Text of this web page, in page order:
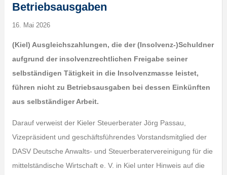
Betriebsausgaben
16. Mai 2026
(Kiel) Ausgleichszahlungen, die der (Insolvenz-)Schuldner
aufgrund der insolvenzrechtlichen Freigabe seiner
selbständigen Tätigkeit in die Insolvenzmasse leistet,
führen nicht zu Betriebsausgaben bei dessen Einkünften
aus selbständiger Arbeit.
Darauf verweist der Kieler Steuerberater Jörg Passau,
Vizepräsident und geschäftsführendes Vorstandsmitglied der
DASV Deutsche Anwalts- und Steuerberatervereinigung für die
mittelständische Wirtschaft e. V. in Kiel unter Hinweis auf die